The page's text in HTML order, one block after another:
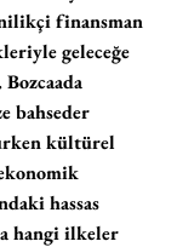
finansman
geleceğe
bahseder
kültürel
hassas
hangi ilkeler